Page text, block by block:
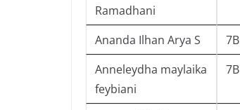
Ramadhani
Ananda Ilhan Arya S 7B
Anneleydha maylaika
feybiani
7B